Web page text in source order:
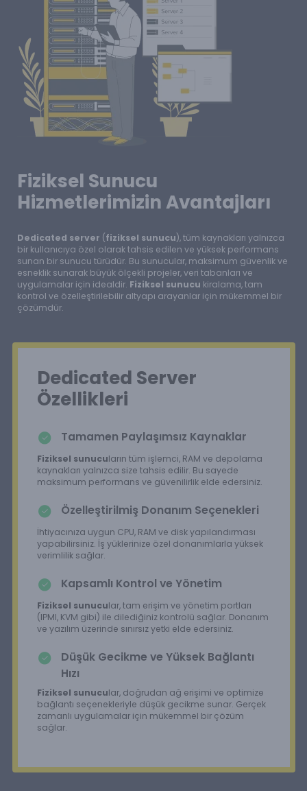
Fiziksel Sunucu
Hizmetlerimizin Avantajları
Dedicated server (fiziksel sunucu), tüm kaynakları yalnızca
bir kullanıcıya özel olarak tahsis edilen ve yüksek performans
sunan bir sunucu türüdür. Bu sunucular, maksimum güvenlik ve
esneklik sunarak büyük ölçekli projeler, veri tabanları ve
uygulamalar için idealdir. Fiziksel sunucu kiralama, tam
kontrol ve özelleştirilebilir altyapı arayanlar için mükemmel bir
çözümdür.
Dedicated Server
Özellikleri
Tamamen Paylaşımsız Kaynaklar
Fiziksel sunucuların tüm işlemci, RAM ve depolama
kaynakları yalnızca size tahsis edilir. Bu sayede
maksimum performans ve güvenilirlik elde edersiniz.
Özelleştirilmiş Donanım Seçenekleri
İhtiyacınıza uygun CPU, RAM ve disk yapılandırması
yapabilirsiniz. İş yüklerinize özel donanımlarla yüksek
verimlilik sağlar.
Kapsamlı Kontrol ve Yönetim
Fiziksel sunucular, tam erişim ve yönetim portları
(IPMI, KVM gibi) ile dilediğiniz kontrolü sağlar. Donanım
ve yazılım üzerinde sınırsız yetki elde edersiniz.
Düşük Gecikme ve Yüksek Bağlantı
Hızı
Fiziksel sunucular, doğrudan ağ erişimi ve optimize
bağlantı seçenekleriyle düşük gecikme sunar. Gerçek
zamanlı uygulamalar için mükemmel bir çözüm
sağlar.